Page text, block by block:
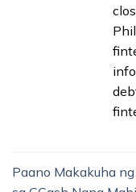
Paano Makakuha